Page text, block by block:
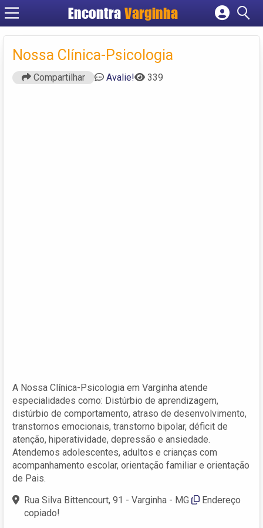
EncontraVarginha
Cadastrar empresa
Criar conta
Nossa Clínica-Psicologia
Compartilhar Avalie! 339
A Nossa Clínica-Psicologia em Varginha atende
especialidades como: Distúrbio de aprendizagem,
distúrbio de comportamento, atraso de desenvolvimento,
transtornos emocionais, transtorno bipolar, déficit de
atenção, hiperatividade, depressão e ansiedade.
Atendemos adolescentes, adultos e crianças com
acompanhamento escolar, orientação familiar e orientação
de Pais.
Rua Silva Bittencourt, 91 - Varginha - MG
Endereço
copiado!